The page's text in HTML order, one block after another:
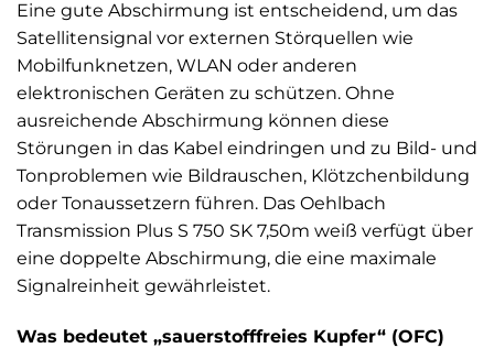
Eine gute Abschirmung ist entscheidend, um das
Satellitensignal vor externen Störquellen wie
Mobilfunknetzen, WLAN oder anderen
elektronischen Geräten zu schützen. Ohne
ausreichende Abschirmung können diese
Störungen in das Kabel eindringen und zu Bild- und
Tonproblemen wie Bildrauschen, Klötzchenbildung
oder Tonaussetzern führen. Das Oehlbach
Transmission Plus S 750 SK 7,50m weiß verfügt über
eine doppelte Abschirmung, die eine maximale
Signalreinheit gewährleistet.
Was bedeutet „sauerstofffreies Kupfer“ (OFC)